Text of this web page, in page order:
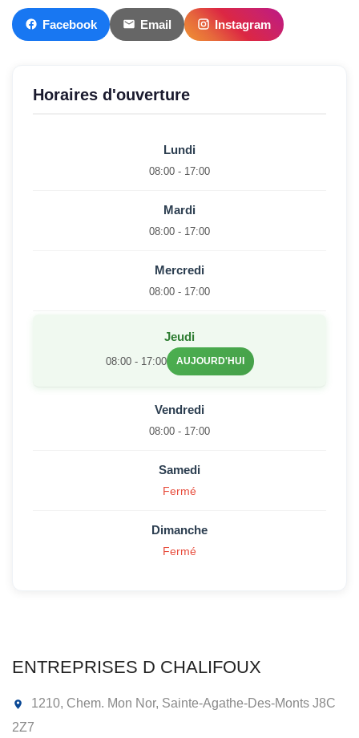
Facebook Email Instagram
Horaires d'ouverture
Lundi
08:00 - 17:00
Mardi
08:00 - 17:00
Mercredi
08:00 - 17:00
Jeudi
08:00 - 17:00 AUJOURD'HUI
Vendredi
08:00 - 17:00
Samedi
Fermé
Dimanche
Fermé